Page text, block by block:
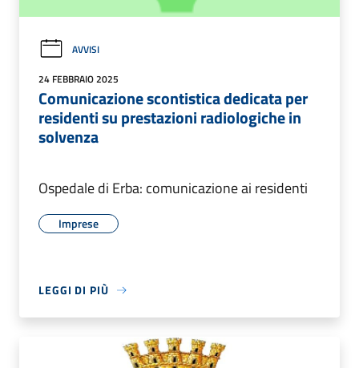
AVVISI
24 FEBBRAIO 2025
Comunicazione scontistica dedicata per
residenti su prestazioni radiologiche in
solvenza
Ospedale di Erba: comunicazione ai residenti
Imprese
LEGGI DI PIÙ